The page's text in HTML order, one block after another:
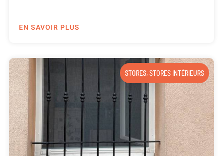
EN SAVOIR PLUS
STORES,STORES INTÉRIEURS